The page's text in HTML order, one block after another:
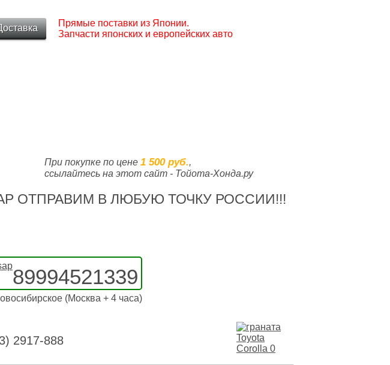
Прямые поставки из Японии.
Запчасти японских и европейских авто
При покупке по цене 1 500 руб.,
ссылайтесь на этот сайт - Тойота-Хонда.ру
ОТПРАВИМ В ЛЮБУЮ ТОЧКУ РОССИИ!!!
89994521339
(Москва + 4 часа)
2917-888